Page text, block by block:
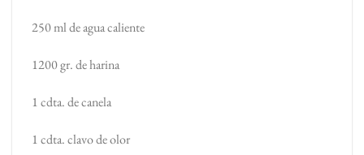
250 ml de agua caliente
1200 gr. de harina
1 cdta. de canela
1 cdta. clavo de olor